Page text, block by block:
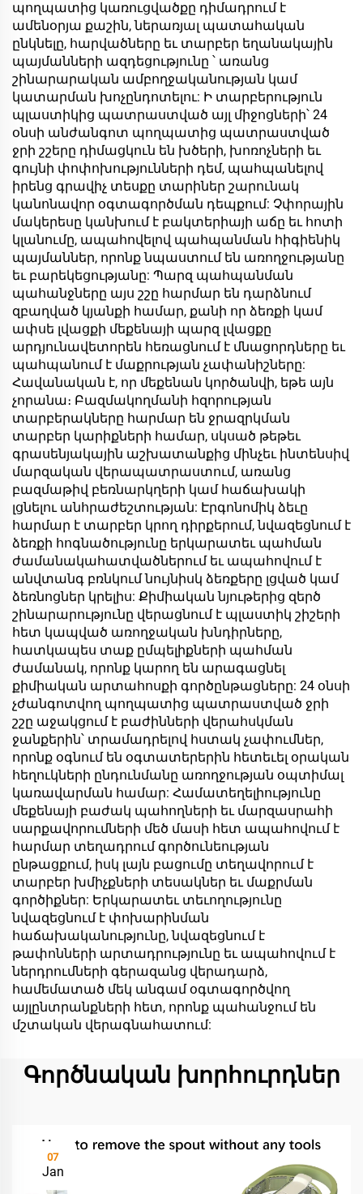
պողպատից կառուցվածքը դիմադրում է
ամենօրյա քաշին, ներառյալ պատահական
ընկնելը, հարվածները եւ տարբեր եղանակային
պայմանների ազդեցությունը ՝ առանց
շինարարական ամբողջականության կամ
կատարման խոչընդոտելու: Ի տարբերություն
պլաստիկից պատրաստված այլ միջոցների՝ 24
օնսի անժանգոտ պողպատից պատրաստված
ջրի շշերը դիմացկուն են խծերի, խոռոչների եւ
գույնի փոփոխությունների դեմ, պահպանելով
իրենց գրավիչ տեսքը տարիներ շարունակ
կանոնավոր օգտագործման դեպքում: Չփորային
մակերեսը կանխում է բակտերիայի աճը եւ հոտի
կլանումը, ապահովելով պահպանման հիգիենիկ
պայմաններ, որոնք նպաստում են առողջությանը
եւ բարեկեցությանը: Պարզ պահպանման
պահանջները այս շշը հարմար են դարձնում
զբաղված կյանքի համար, քանի որ ձեռքի կամ
ափսե լվացքի մեքենայի պարզ լվացքը
արդյունավետորեն հեռացնում է մնացորդները եւ
պահպանում է մաքրության չափանիշները:
Հավանական է, որ մեքենան կործանվի, եթե այն
չորանա։ Բազմակողմանի հզորության
տարբերակները հարմար են ջրազրկման
տարբեր կարիքների համար, սկսած թեթեւ
գրասենյակային աշխատանքից մինչեւ ինտենսիվ
մարզական վերապատրաստում, առանց
բազմաթիվ բեռնարկղերի կամ հաճախակի
լցնելու անհրաժեշտության: Էրգոնոմիկ ձեւը
հարմար է տարբեր կրող դիրքերում, նվազեցնում է
ձեռքի հոգնածությունը երկարատեւ պահման
ժամանակահատվածներում եւ ապահովում է
անվտանգ բռնկում նույնիսկ ձեռքերը լցված կամ
ձեռնոցներ կրելիս: Քիմիական նյութերից զերծ
շինարարությունը վերացնում է պլաստիկ շիշերի
հետ կապված առողջական խնդիրները,
հատկապես տաք ըմպելիքների պահման
ժամանակ, որոնք կարող են արագացնել
քիմիական արտահոսքի գործընթացները: 24 օնսի
չժանգոտվող պողպատից պատրաստված ջրի
շշը աջակցում է բաժինների վերահսկման
ջանքերին՝ տրամադրելով հստակ չափումներ,
որոնք օգնում են օգտատերերին հետեւել օրական
հեղուկների ընդունմանը առողջության օպտիմալ
կառավարման համար: Համատեղելիությունը
մեքենայի բաժակ պահողների եւ մարզասրահի
սարքավորումների մեծ մասի հետ ապահովում է
հարմար տեղադրում գործունեության
ընթացքում, իսկ լայն բացումը տեղավորում է
տարբեր խմիչքների տեսակներ եւ մաքրման
գործիքներ: Երկարատեւ տեւողությունը
նվազեցնում է փոխարինման
հաճախականությունը, նվազեցնում է
թափոնների արտադրությունը եւ ապահովում է
ներդրումների գերազանց վերադարձ,
համեմատած մեկ անգամ օգտագործվող
այլընտրանքների հետ, որոնք պահանջում են
մշտական վերագնահատում:
Գործնական խորհուրդներ
07
Jan